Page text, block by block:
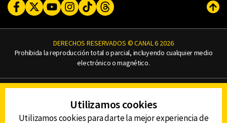
FacebookTwitterYoutubeInstagram
TikTokThreads
DERECHOS RESERVADOS © CANAL 6 2026
Prohibida la reproducción total o parcial, incluyendo cualquier medio
electrónico o magnético.
AVISO DE PRIVACIDAD
AVISO LEGAL
DEFENSORÍA DE LAS AUDIENCIAS
Utilizamos cookies
Utilizamos cookies para darte la mejor experiencia de